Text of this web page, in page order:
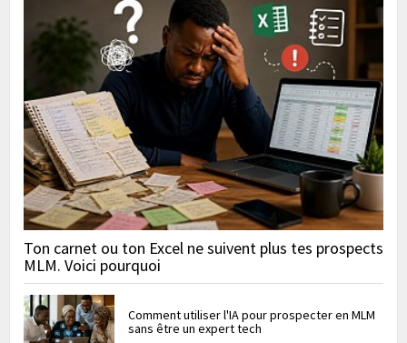
Ton carnet ou ton Excel ne suivent plus tes prospects
MLM. Voici pourquoi
Comment utiliser l'IA pour prospecter en MLM
sans être un expert tech